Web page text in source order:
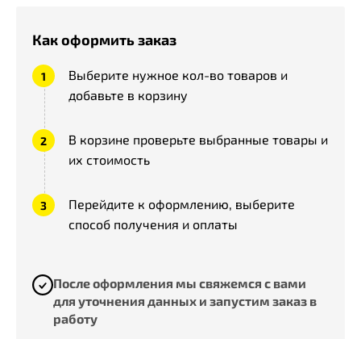
Как оформить заказ
Выберите нужное кол-во товаров и
добавьте в корзину
В корзине проверьте выбранные товары и
их стоимость
Перейдите к оформлению, выберите
способ получения и оплаты
После оформления мы свяжемся с вами
для уточнения данных и запустим заказ в
работу